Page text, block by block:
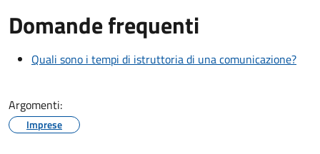
Domande frequenti
Quali sono i tempi di istruttoria di una comunicazione?
Argomenti:
Imprese